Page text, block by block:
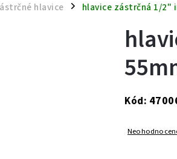
hlavice / hlavice zástrčná 1/2"
Kód: